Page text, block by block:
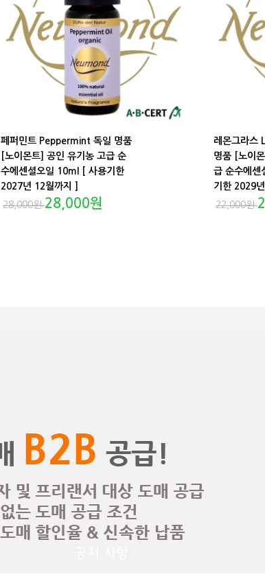
페퍼민트 Peppermint 독일 명품
[노이몬트] 공인 유기농 고급 순
수에센셜오일 10ml [ 사용기한
2027년 12월까지 ]
28,000원28,000원
레몬그라스
명품 [노이
급 순수에
기한 2029년
22,000원